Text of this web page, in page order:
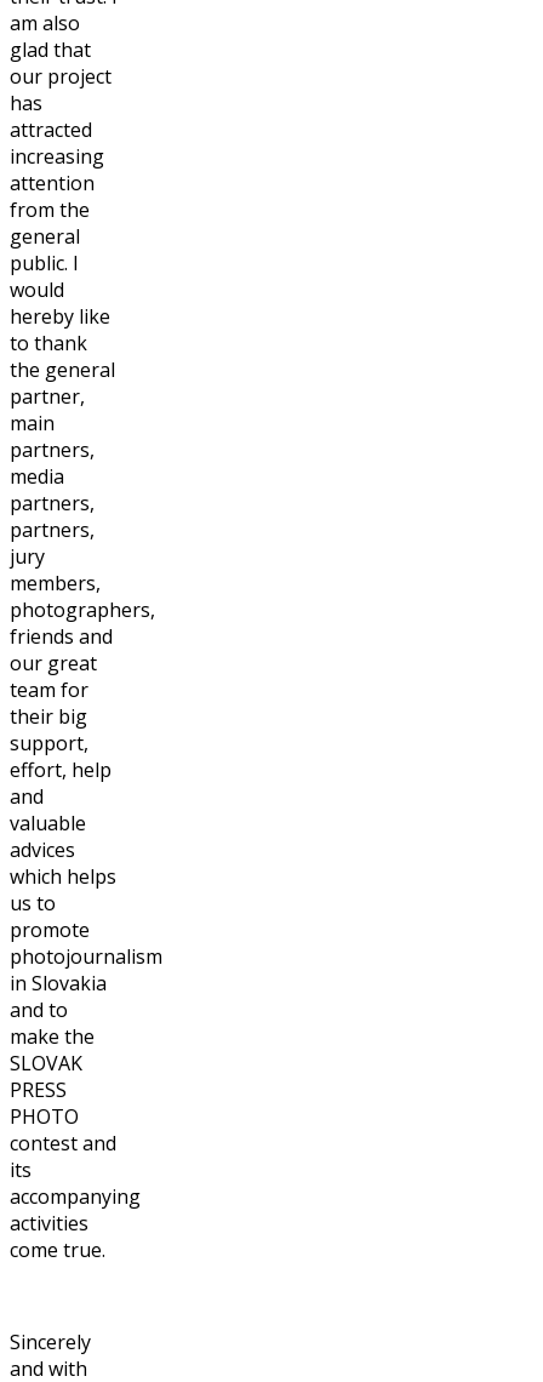
am also
glad that
our project
has
attracted
increasing
attention
from the
general
public. I
would
hereby like
to thank
the general
partner,
main
partners,
media
partners,
partners,
jury
members,
photographers,
friends and
our great
team for
their big
support,
effort, help
and
valuable
advices
which helps
us to
promote
photojournalism
in Slovakia
and to
make the
SLOVAK
PRESS
PHOTO
contest and
its
accompanying
activities
come true.
Sincerely
and with